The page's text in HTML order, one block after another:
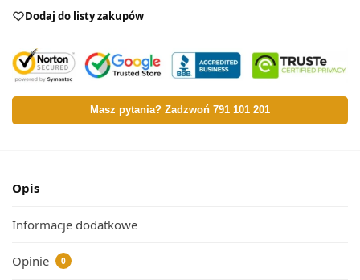
Dodaj do listy zakupów
Masz pytania? Zadzwoń 791 101 201
Opis
Informacje dodatkowe
Opinie 0